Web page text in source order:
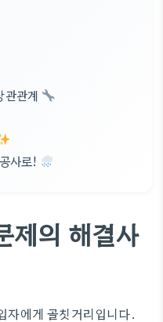
관관계
사로!
제의 해결사
자에게 골칫거리입니다.